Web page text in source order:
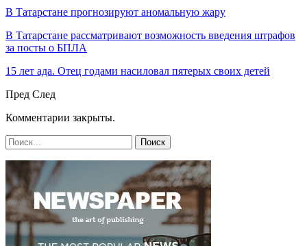
В Татарстане прогнозируют аномальную жару
В Татарстане рассматривают возможность введения штрафов
за посты о БПЛА
15 лет ада. Отец годами насиловал пятерых своих детей
Пред След
Комментарии закрыты.